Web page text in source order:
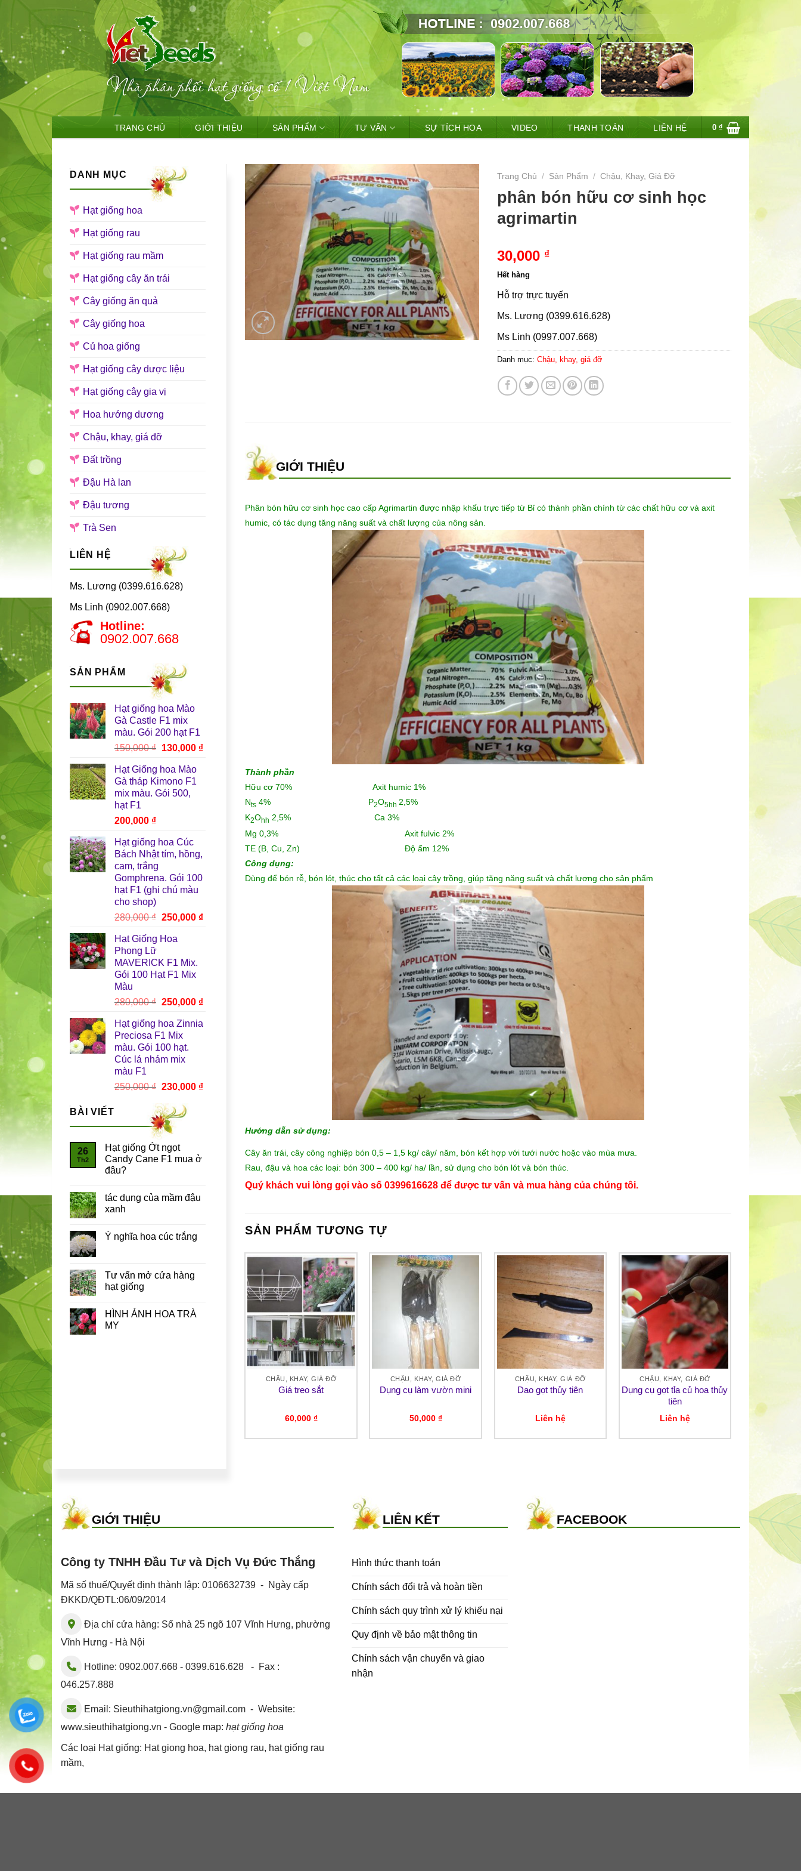
to
content
TRANG CHỦ GIỚI THIỆU SẢN PHẨM TƯ VẤN SỰ TÍCH HOA VIDEO THANH TOÁN LIÊN HỆ 0₫
DANH MỤC
Hạt giống hoa
Hạt giống rau
Hạt giống rau mầm
Hạt giống cây ăn trái
Cây giống ăn quả
Cây giống hoa
Củ hoa giống
Hạt giống cây dược liệu
Hạt giống cây gia vị
Hoa hướng dương
Chậu, khay, giá đỡ
Đất trồng
Đậu Hà lan
Đậu tương
Trà Sen
LIÊN HỆ
Ms. Lương (0399.616.628)
Ms Linh (0902.007.668)
Hotline:
0902.007.668
SẢN PHẨM
Hạt giống hoa Mào
Gà Castle F1 mix
màu. Gói 200 hạt F1
150,000₫ Giá
là:
150,000 ₫.
130,000 ₫Giá
130,000 ₫.
Hạt Giống hoa Mào
Gà tháp Kimono F1
mix màu. Gói 500,
hạt F1
200,000 ₫
Hạt giống hoa Cúc
Bách Nhật tím, hồng,
cam, trắng
Gomphrena. Gói 100
hạt F1 (ghi chú màu
cho shop)
280,000₫ Giá
là:
250,000 ₫Giá
Hạt Giống Hoa
Phong Lữ
MAVERICK F1 Mix.
Gói 100 Hạt F1 Mix
Màu
280,000₫ Giá
là:
280,000 ₫.
250,000 ₫Giá
tại
Hạt giống hoa Zinnia
Preciosa F1 Mix
màu. Gói 100 hạt.
Cúc lá nhám mix
màu F1
250,000₫ Giá
là:
250,000 ₫.
230,000 ₫Giá
230,000 ₫.
BÀI VIẾT
26
Th2
Hạt giống Ớt ngọt
Candy Cane F1 mua ở
đâu?
tác dụng của mầm đậu
xanh
Ý nghĩa hoa cúc trắng
Tư vấn mở cửa hàng
hạt giống
HÌNH ẢNH HOA TRÀ
MY
Trang Chủ / Sản Phẩm / Chậu, Khay, Giá Đỡ
phân bón hữu cơ sinh học
agrimartin
30,000 ₫
Hết hàng
Hỗ trợ trực tuyến
Ms. Lương (0399.616.628)
Ms Linh (0997.007.668)
Danh mục: Chậu, khay, giá đỡ
GIỚI THIỆU
Phân bón hữu cơ sinh học cao cấp Agrimartin được nhập khấu trực tiếp từ Bỉ có thành phần chính từ các chất hữu cơ và axit
humic, có tác dụng tăng năng suất và chất lượng của nông sản.
Thành phần
Hữu cơ 70% Axit humic 1%
Nts4% P2O5hh 2,5%
K2Ohh 2,5% Ca 3%
Mg 0,3% Axit fulvic 2%
TE (B, Cu, Zn) Độ ẩm 12%
Công dụng:
Dùng để bón rễ, bón lót, thúc cho tất cả các loại cây trồng, giúp tăng năng suất và chất lương cho sản phẩm
Hướng dẫn sử dụng:
Cây ăn trái, cây công nghiệp bón 0,5 – 1,5 kg/ cây/ năm, bón kết hợp với tưới nước hoặc vào mùa mưa.
Rau, đậu và hoa các loại: bón 300 – 400 kg/ ha/ lần, sử dụng cho bón lót và bón thúc.
Quý khách vui lòng gọi vào số 0399616628 để được tư vấn và mua hàng của chúng tôi.
SẢN PHẨM TƯƠNG TỰ
CHẬU, KHAY, GIÁ ĐỠ
Giá treo sắt
60,000 ₫
CHẬU, KHAY, GIÁ ĐỠ
Dụng cụ làm vườn mini
50,000 ₫
CHẬU, KHAY, GIÁ ĐỠ
Dao gọt thủy tiên
Liên hệ
CHẬU, KHAY, GIÁ ĐỠ
Dụng cụ gọt tỉa củ hoa thủy
tiên
Liên hệ
CHẬU, KHAY, GIÁ ĐỠ
phân cá chai 1 lít
130,000
GIỚI THIỆU
Công ty TNHH Đầu Tư và Dịch Vụ Đức Thắng
Mã số thuế/Quyết định thành lập: 0106632739 - Ngày cấp
ĐKKD/QĐTL:06/09/2014
Địa chỉ cửa hàng: Số nhà 25 ngõ 107 Vĩnh Hưng, phường
Vĩnh Hưng - Hà Nội
Hotline: 0902.007.668 - 0399.616.628 - Fax :
046.257.888
Email: Sieuthihatgiong.vn@gmail.com - Website:
www.sieuthihatgiong.vn - Google map: hạt giống hoa
Các loại Hạt giống: Hat giong hoa, hat giong rau, hạt giống rau
mầm,
LIÊN KẾT
Hình thức thanh toán
Chính sách đổi trả và hoàn tiền
Chính sách quy trình xử lý khiếu nại
Quy định về bảo mật thông tin
Chính sách vận chuyển và giao
nhận
FACEBOOK